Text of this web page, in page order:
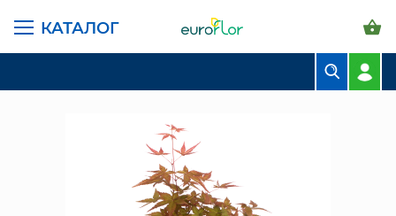
КАТАЛОГ
ЦВЕТЫ В ПАЧКАХ
СВАДЕБНАЯ ФЛОРИСТИКА
ГЛАВНАЯ СТРАНИЦА КАТАЛОГ
КОМНАТНЫЕ РАСТЕНИЯ